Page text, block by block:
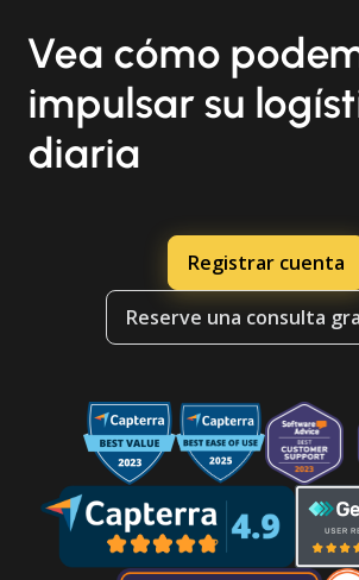
Vea cómo
impulsar su
diaria
Registrar cuenta
Reserve una consulta